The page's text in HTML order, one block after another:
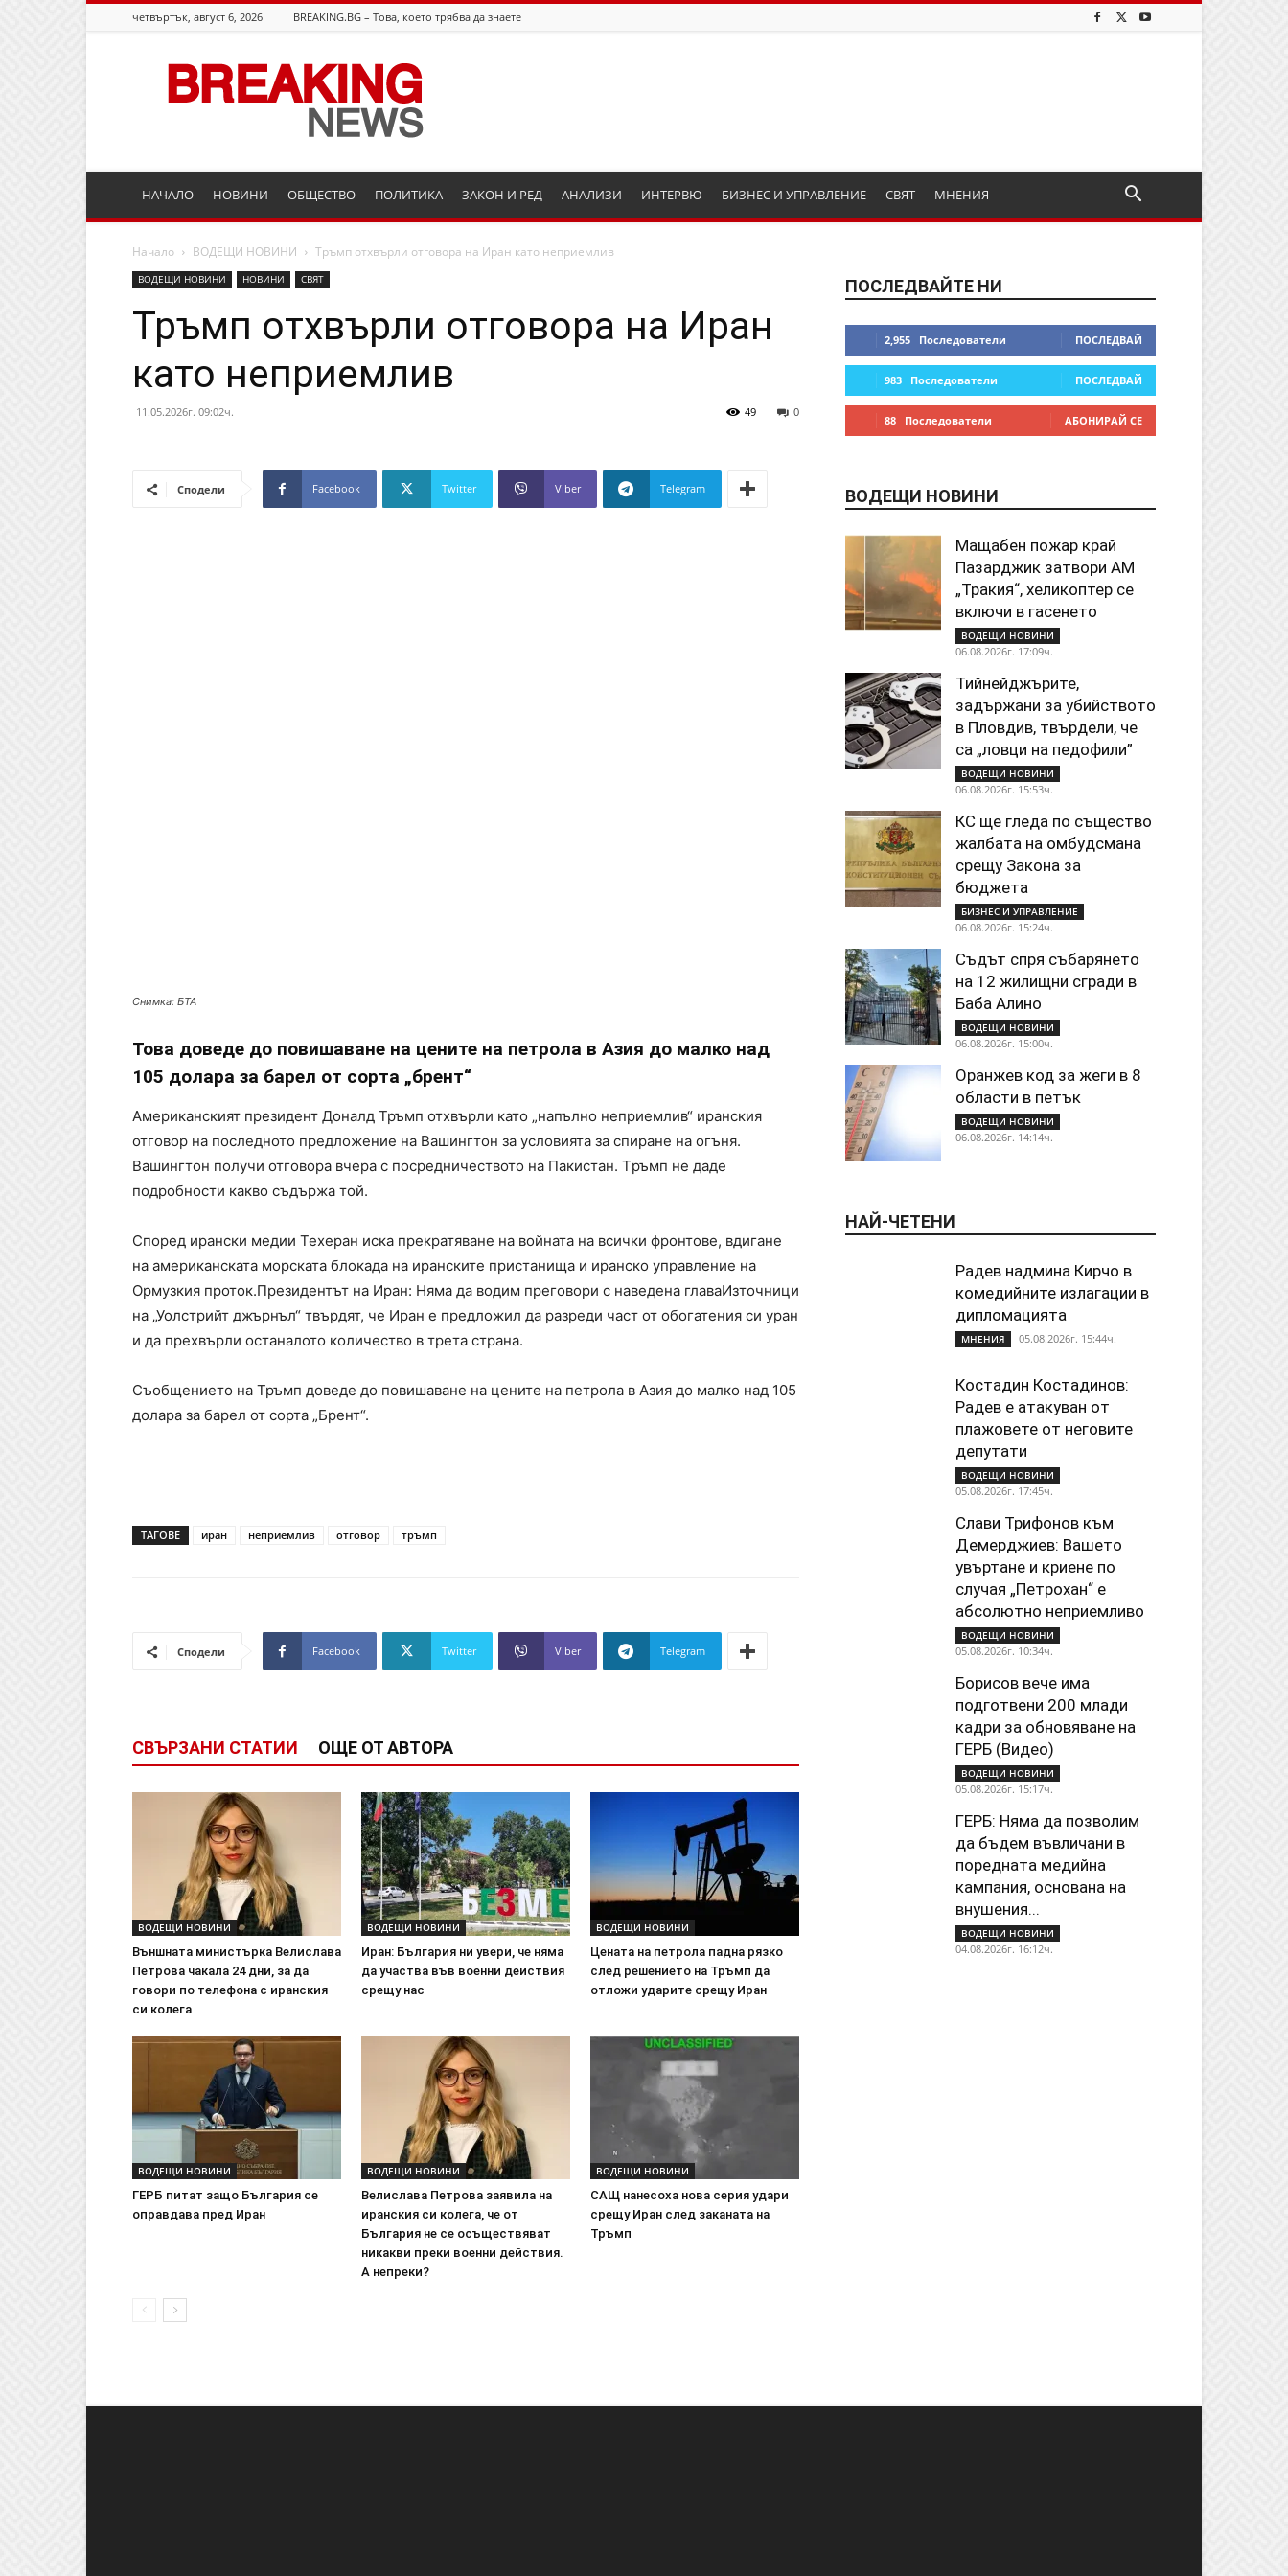
четвъртък, август 6, 2026 BREAKING.BG – Това, което трябва да знаете
Breaking.bg
НАЧАЛО НОВИНИ ОБЩЕСТВО ПОЛИТИКА ЗАКОН И РЕД АНАЛИЗИ ИНТЕРВЮ БИЗНЕС И УПРАВЛЕНИЕ СВЯТ МНЕНИЯ
Начало ВОДЕЩИ НОВИНИ Тръмп отхвърли отговора на Иран като неприемлив
ВОДЕЩИ НОВИНИ НОВИНИ СВЯТ
Тръмп отхвърли отговора на Иран
като неприемлив
11.05.2026г. 09:02ч. 0
49
Сподели Facebook Twitter Viber Telegram
Снимка: БТА
Това доведе до повишаване на цените на петрола в Азия до малко над
105 долара за барел от сорта „брент“
Американският президент Доналд Тръмп отхвърли като „напълно неприемлив“ иранския
отговор на последното предложение на Вашингтон за условията за спиране на огъня.
Вашингтон получи отговора вчера с посредничеството на Пакистан. Tръмп не даде
подробности какво съдържа той.
Според ирански медии Техеран иска прекратяване на войната на всички фронтове, вдигане
на американската морската блокада на иранските пристанища и иранско управление на
Ормузкия проток.Президентът на Иран: Няма да водим преговори с наведена главаИзточници
на „Уолстрийт джърнъл“ твърдят, че Иран е предложил да разреди част от обогатения си уран
и да прехвърли останалото количество в трета страна.
Съобщението на Тръмп доведе до повишаване на цените на петрола в Азия до малко над 105
долара за барел от сорта „Брент“.
ТАГОВЕ иран неприемлив отговор тръмп
Сподели Facebook Twitter Viber Telegram
СВЪРЗАНИ СТАТИИ ОЩЕ ОТ АВТОРА
ВОДЕЩИ НОВИНИ
Външната министърка Велислава
Петрова чакала 24 дни, за да
говори по телефона с иранския
си колега
ВОДЕЩИ НОВИНИ
Иран: България ни увери, че няма
да участва във военни действия
срещу нас
ВОДЕЩИ НОВИНИ
Цената на петрола падна рязко
след решението на Тръмп да
отложи ударите срещу Иран
ВОДЕЩИ НОВИНИ
ГЕРБ питат защо България се
оправдава пред Иран
ВОДЕЩИ НОВИНИ
Велислава Петрова заявила на
иранския си колега, че от
България не се осъществяват
никакви преки военни действия.
А непреки?
ВОДЕЩИ НОВИНИ
САЩ нанесоха нова серия удари
срещу Иран след заканата на
Тръмп
ПОСЛЕДВАЙТЕ НИ
2,955 Последователи ПОСЛЕДВАЙ
983 Последователи ПОСЛЕДВАЙ
88 Последователи АБОНИРАЙ СЕ
ВОДЕЩИ НОВИНИ
Мащабен пожар край
Пазарджик затвори АМ
„Тракия“, хеликоптер се
включи в гасенето
ВОДЕЩИ НОВИНИ
06.08.2026г. 17:09ч.
Тийнейджърите,
задържани за убийството
в Пловдив, твърдели, че
са „ловци на педофили”
ВОДЕЩИ НОВИНИ
06.08.2026г. 15:53ч.
КС ще гледа по същество
жалбата на омбудсмана
срещу Закона за
бюджета
БИЗНЕС И УПРАВЛЕНИЕ
06.08.2026г. 15:24ч.
Съдът спря събарянето
на 12 жилищни сгради в
Баба Алино
ВОДЕЩИ НОВИНИ
06.08.2026г. 15:00ч.
Оранжев код за жеги в 8
области в петък
ВОДЕЩИ НОВИНИ
06.08.2026г. 14:14ч.
НАЙ-ЧЕТЕНИ
Радев надмина Кирчо в
комедийните излагации в
дипломацията
МНЕНИЯ 05.08.2026г. 15:44ч.
Костадин Костадинов:
Радев е атакуван от
плажoвете от неговите
депутати
ВОДЕЩИ НОВИНИ
05.08.2026г. 17:45ч.
Слави Трифонов към
Демерджиев: Вашето
увъртане и криене по
случая „Петрохан“ е
абсолютно неприемливо
ВОДЕЩИ НОВИНИ
05.08.2026г. 10:34ч.
Борисов вече има
подготвени 200 млади
кадри за обновяване на
ГЕРБ (Видео)
ВОДЕЩИ НОВИНИ
05.08.2026г. 15:17ч.
ГЕРБ: Няма да позволим
да бъдем въвличани в
поредната медийна
кампания, основана на
внушения...
ВОДЕЩИ НОВИНИ
04.08.2026г. 16:12ч.